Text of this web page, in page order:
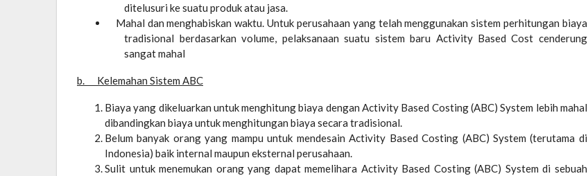
ditelusuri ke suatu produk atau jasa.
Mahal dan menghabiskan waktu. Untuk perusahaan yang telah menggunakan sistem perhitungan biaya
tradisional berdasarkan volume, pelaksanaan suatu sistem baru Activity Based Cost cenderung
sangat mahal
b. Kelemahan Sistem ABC
Biaya yang dikeluarkan untuk menghitung biaya dengan Activity Based Costing (ABC) System lebih mahal
dibandingkan biaya untuk menghitungan biaya secara tradisional.
Belum banyak orang yang mampu untuk mendesain Activity Based Costing (ABC) System (terutama di
Indonesia) baik internal maupun eksternal perusahaan.
Sulit untuk menemukan orang yang dapat memelihara Activity Based Costing (ABC) System di sebuah